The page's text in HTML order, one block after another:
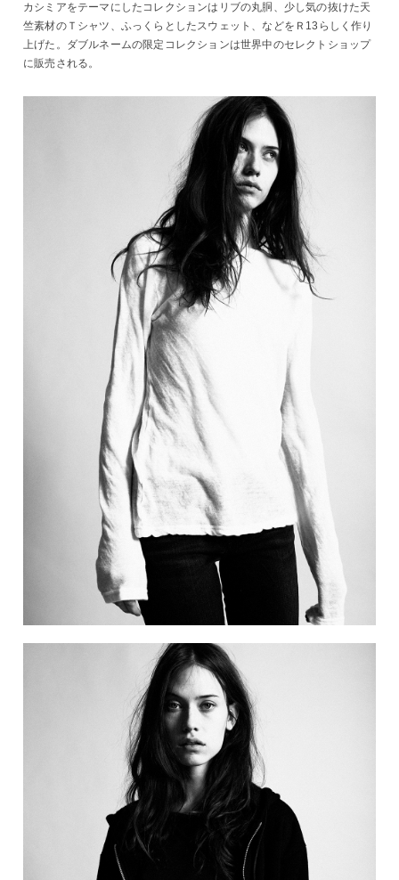
カシミアをテーマにしたコレクションはリブの丸胴、少し気の抜けた天
竺素材のＴシャツ、ふっくらとしたスウェット、などをＲ13らしく作り
上げた。ダブルネームの限定コレクションは世界中のセレクトショップ
に販売される。